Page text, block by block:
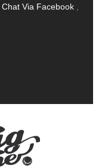
Chat Via Facebook